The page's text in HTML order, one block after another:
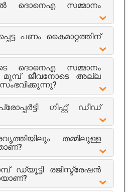
ദൊനെഎ സമ്മാനം
പണം കൈമാറ്റത്തിന്
ദൊനെഎ സമ്മാനം
മുമ്പ് ജീവനോടെ അല്ല
ഗിഫ്റ്റ് ഡീഡ്
തമ്മിലുള്ള
ഡ്യൂട്ടി രജിസ്ട്രേഷൻ